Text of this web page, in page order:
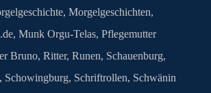
, Morgelgeschichten,
, Munk Orgu-Telas, Pflegemutter
Bruno, Ritter, Runen, Schauenburg,
, Schowingburg, Schriftrollen, Schwänin